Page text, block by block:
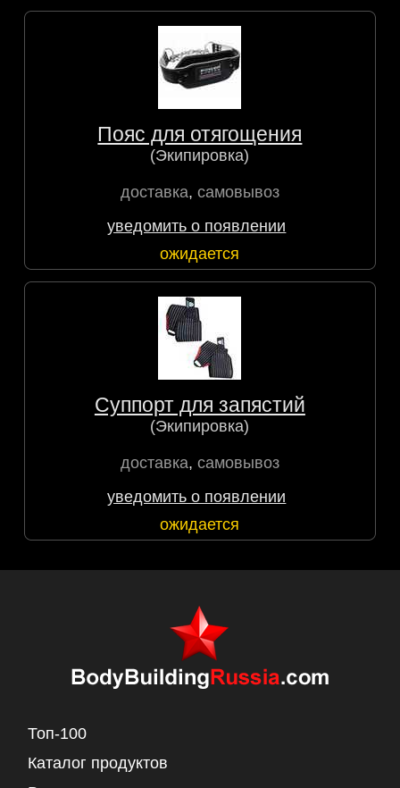
Пояс для отягощения
(Экипировка)
доставка, самовывоз
уведомить о появлении
ожидается
Суппорт для запястий
(Экипировка)
доставка, самовывоз
уведомить о появлении
ожидается
Топ-100
Каталог продуктов